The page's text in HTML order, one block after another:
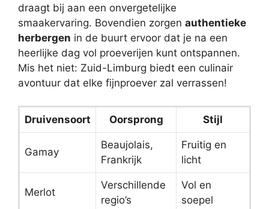
draagt bij aan een onvergetelijke
smaakervaring. Bovendien zorgen authentieke
herbergen in de buurt ervoor dat je na een
heerlijke dag vol proeverijen kunt ontspannen.
Mis het niet: Zuid-Limburg biedt een culinair
avontuur dat elke fijnproever zal verrassen!
Druivensoort Oorsprong Stijl
Gamay
Beaujolais,
Frankrijk
Fruitig en
licht
Merlot
Verschillende
regio’s
Vol en
soepel